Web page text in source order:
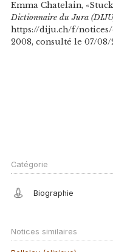
Emma Chatelain,
Dictionnaire du Jura
https://diju.ch/f/notices/
2008, consulté le 07/08/
Catégorie
Biographie
Notices similaires